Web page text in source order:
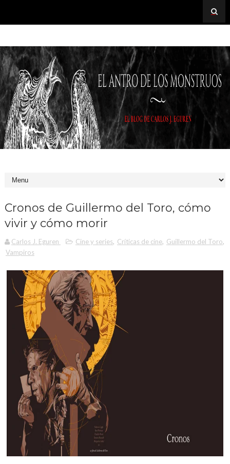
Cronos de Guillermo del Toro, cómo
vivir y cómo morir
Carlos J. Eguren Cine y series, Críticas de cine, Guillermo del Toro,
Vampiros